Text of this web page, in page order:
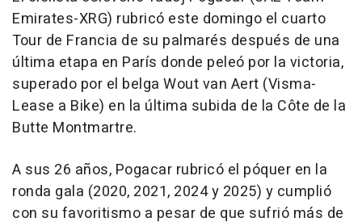
Emirates-XRG) rubricó este domingo el cuarto
Tour de Francia de su palmarés después de una
última etapa en París donde peleó por la victoria,
superado por el belga Wout van Aert (Visma-
Lease a Bike) en la última subida de la Côte de la
Butte Montmartre.
A sus 26 años, Pogacar rubricó el póquer en la
ronda gala (2020, 2021, 2024 y 2025) y cumplió
con su favoritismo a pesar de que sufrió más de